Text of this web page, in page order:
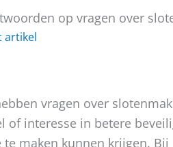
op vragen over
artikel
vragen over
of interesse in betere
te maken kunnen krijgen.